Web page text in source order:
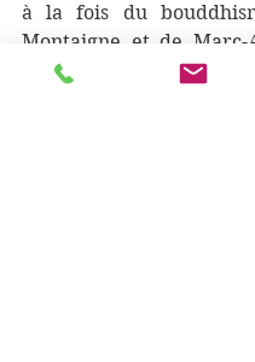
à la fois du
Montaigne et de Marc-
Il me semble qu'il y a